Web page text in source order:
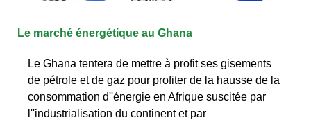
Le marché énergétique au Ghana
Le Ghana tentera de mettre à profit ses gisements
de pétrole et de gaz pour profiter de la hausse de la
consommation d''énergie en Afrique suscitée par
l''industrialisation du continent et par